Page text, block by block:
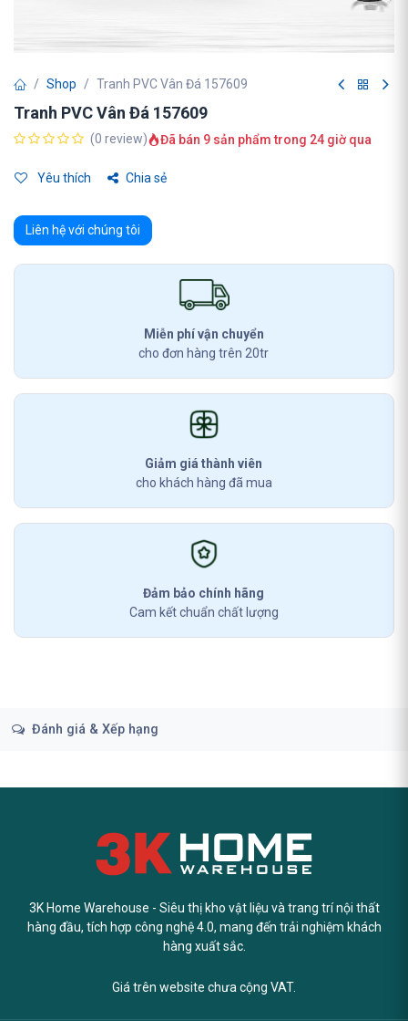
Shop Tranh PVC Vân Đá 157609
Tranh PVC Vân Đá 157609
(0 review) Đã bán 9 sản phẩm trong 24 giờ qua
Yêu thích Chia sẻ
Liên hệ với chúng tôi
Miễn phí vận chuyển
cho đơn hàng trên 20tr
Giảm giá thành viên
cho khách hàng đã mua
Đảm bảo chính hãng
Cam kết chuẩn chất lượng
Đánh giá & Xếp hạng
3K Home Warehouse - Siêu thị kho vật liệu và trang trí nội thất
hàng đầu, tích hợp công nghệ 4.0, mang đến trải nghiệm khách
hàng xuất sắc.
Giá trên website chưa cộng VAT.